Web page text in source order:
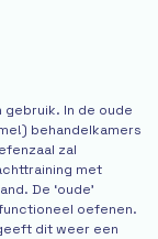
gebruik. In de oude
behandelkamers
zal
met
De ‘oude’
oefenen.
dit weer een